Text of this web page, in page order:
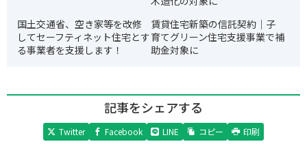
国土交通省、空き家等を改修
してセーフティネット住宅とす
る事業者を支援します！
賃貸住宅新築の信託契約｜子
育てグリーン住宅支援事業で補
助金対象に
記事をシェアする
Twitter Facebook LINE コピー 印刷